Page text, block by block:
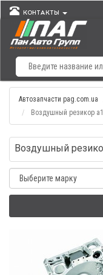
КОНТАКТЫ
Автозапчасти pag.com.ua
Воздушный резикор
Воздушный